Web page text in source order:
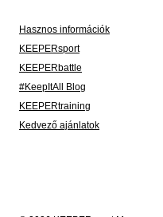
Hasznos információk
KEEPERsport
KEEPERbattle
#KeepItAll Blog
KEEPERtraining
Kedvező ajánlatok